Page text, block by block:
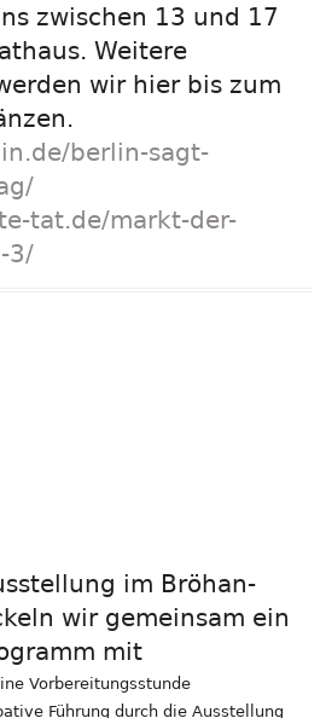
zwischen 13 und 17
Weitere
wir hier bis zum
berlin-sagt-
tat.de/markt-der-
3/
im Bröhan-
wir gemeinsam ein
mit
Vorbereitungsstunde
Führung durch die Ausstellung